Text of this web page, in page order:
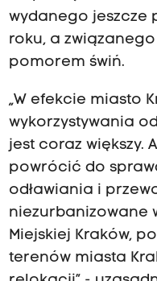
wydanego jeszcze
roku, a
pomorem świń.
„W efekcie miasto
wykorzystywania
jest coraz większy.
powrócić do
odławiania i
niezurbanizowane
Miejskiej Kraków,
terenów miasta